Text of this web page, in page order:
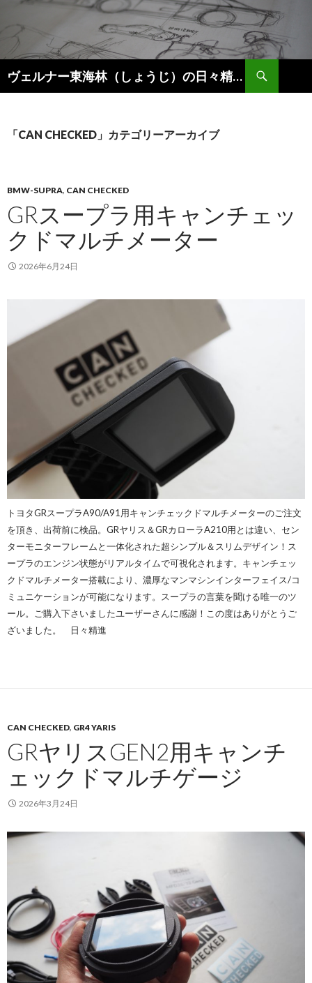
ヴェルナー東海林（しょうじ）の日々精進。
索
ン
キ
ッ
プ
「CAN CHECKED」カテゴリーアーカイブ
BMW-SUPRA, CAN CHECKED
GRスープラ用キャンチェッ
クドマルチメーター
2026年6月24日
トヨタGRスープラA90/A91用キャンチェックドマルチメーターのご注文
を頂き、出荷前に検品。GRヤリス＆GRカローラA210用とは違い、セン
ターモニターフレームと一体化された超シンプル＆スリムデザイン！ス
ープラのエンジン状態がリアルタイムで可視化されます。キャンチェッ
クドマルチメーター搭載により、濃厚なマンマシンインターフェイス/コ
ミュニケーションが可能になります。スープラの言葉を聞ける唯一のツ
ール。ご購入下さいましたユーザーさんに感謝！この度はありがとうご
ざいました。 日々精進
CAN CHECKED, GR4 YARIS
GRヤリスGEN2用キャンチ
ェックドマルチゲージ
2026年3月24日